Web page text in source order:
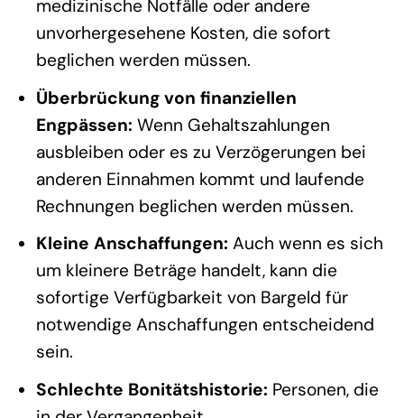
medizinische Notfälle oder andere
unvorhergesehene Kosten, die sofort
beglichen werden müssen.
Überbrückung von finanziellen
Engpässen: Wenn Gehaltszahlungen
ausbleiben oder es zu Verzögerungen bei
anderen Einnahmen kommt und laufende
Rechnungen beglichen werden müssen.
Kleine Anschaffungen: Auch wenn es sich
um kleinere Beträge handelt, kann die
sofortige Verfügbarkeit von Bargeld für
notwendige Anschaffungen entscheidend
sein.
Schlechte Bonitätshistorie: Personen, die